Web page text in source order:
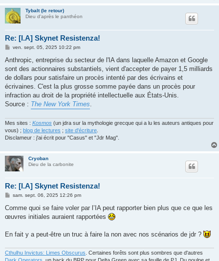
Tybalt (le retour)
Dieu d'après le panthéon
Re: [I.A] Skynet Resistenza!
M
s
a
g
ven. sept. 05, 2025 10:22 pm
Anthropic, entreprise du secteur de l'IA dans laquelle Amazon et Google
sont des actionnaires substantiels, vient d'accepter de payer 1,5 milliards
de dollars pour satisfaire un procès intenté par des écrivains et
écrivaines. C'est la plus grosse somme payée dans un procès pour
infraction au droit de la propriété intellectuelle aux États-Unis.
Source : The New York Times.
Mes sites : Kosmos (un jdra sur la mythologie grecque qui a lu les auteurs antiques pour
vous) ; blog de lectures ; site d'écriture
Disclameur : j'ai écrit pour "Casus" et "Jdr Mag".
Cryoban
Dieu de la carbonite
Re: [I.A] Skynet Resistenza!
M
s
a
sam. sept. 06, 2025 12:26 pm
Comme quoi se faire voler par l’IA peut rapporter bien plus que ce que les
œuvres initiales auraient rapportées
En fait y a peut-être un truc à faire la non avec nos scénarios de jdr ?
Cthulhu Invictus: Limes Obscurus . Certaines forêts sont plus sombres que d'autres